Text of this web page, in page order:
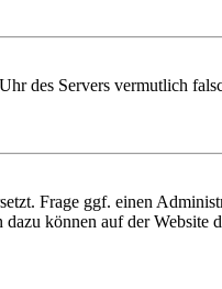
des Servers vermutlich
Frage ggf. einen
können auf der Website